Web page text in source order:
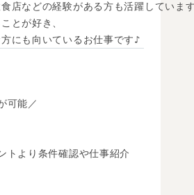
店などの経験がある方も活躍していま
とが好き、
にも向いているお仕事です♪
可能／
トより条件確認や仕事紹介